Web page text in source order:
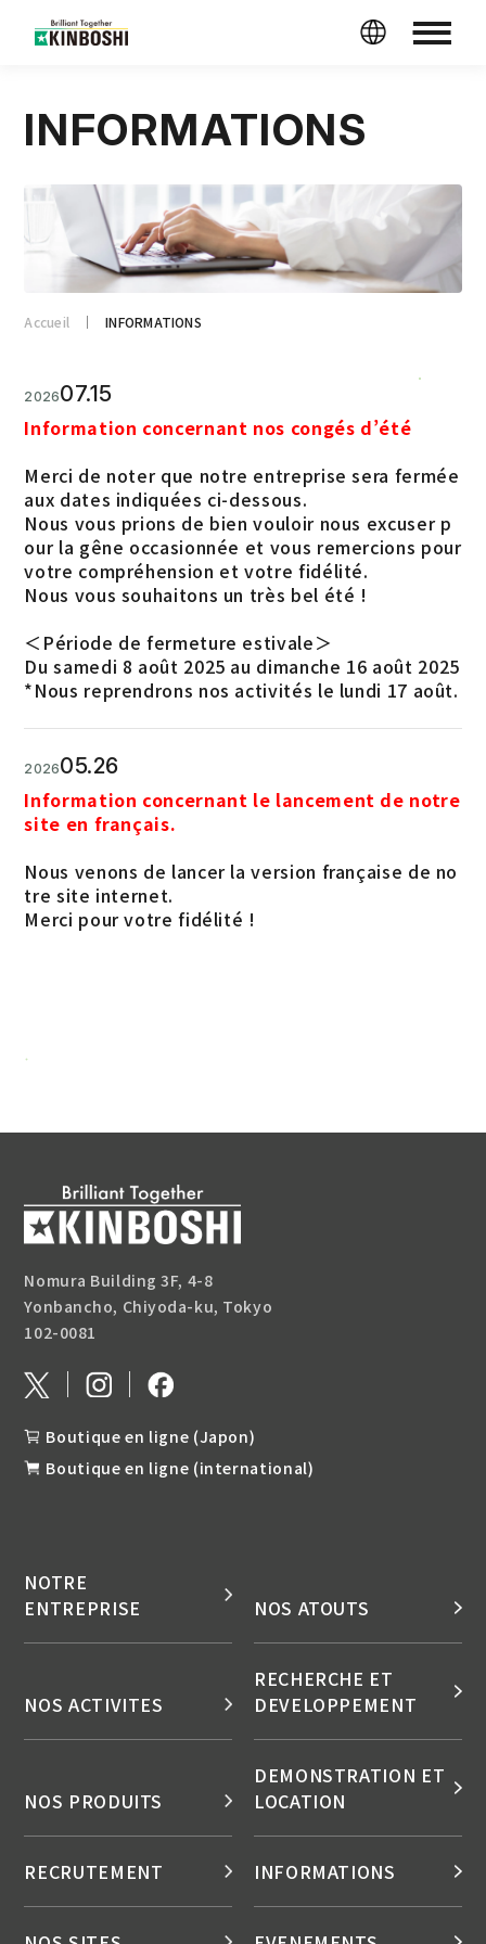
INFORMATIONS
Accueil INFORMATIONS
202607.15
Information concernant nos congés d’été
Merci de noter que notre entreprise sera fermée
aux dates indiquées ci-dessous.
Nous vous prions de bien vouloir nous excuser p
our la gêne occasionnée et vous remercions pour
votre compréhension et votre fidélité.
Nous vous souhaitons un très bel été !
＜Période de fermeture estivale＞
Du samedi 8 août 2025 au dimanche 16 août 2025
*Nous reprendrons nos activités le lundi 17 août.
202605.26
Information concernant le lancement de notre
site en français.
Nous venons de lancer la version française de no
tre site internet.
Merci pour votre fidélité !
Nomura Building 3F, 4-8
Yonbancho, Chiyoda-ku, Tokyo
102-0081
Boutique en ligne (Japon)
Boutique en ligne (international)
NOTRE
ENTREPRISE
NOS ATOUTS
NOS ACTIVITES
RECHERCHE ET
DEVELOPPEMENT
NOS PRODUITS
DEMONSTRATION ET
LOCATION
RECRUTEMENT INFORMATIONS